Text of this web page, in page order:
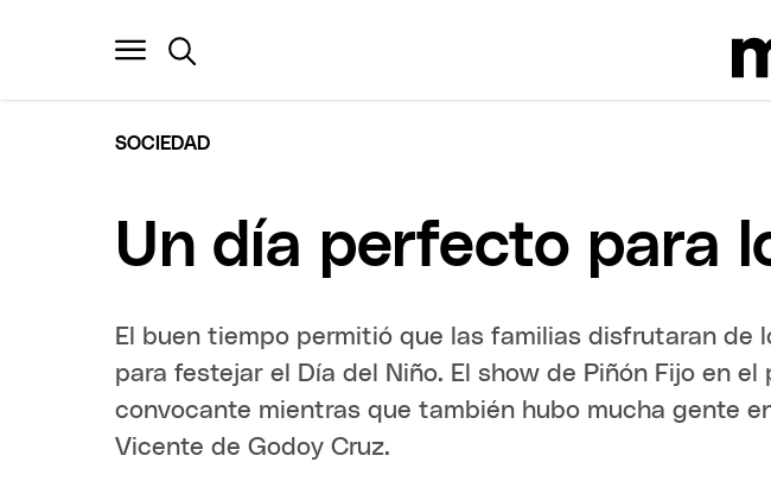
SOCIEDAD
Un día perfecto para
El buen tiempo permitió que las familias disfrutaran de
para festejar el Día del Niño. El show de Piñón Fijo en el
convocante mientras que también hubo mucha gente
Vicente de Godoy Cruz.